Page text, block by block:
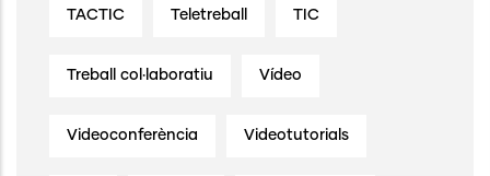
TACTIC Teletreball TIC
Treball col·laboratiu Vídeo
Videoconferència Videotutorials